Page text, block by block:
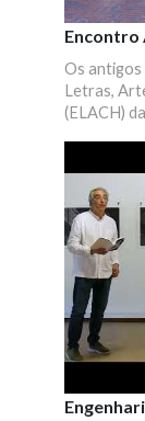
Encontro
Os antigos
Letras,
(ELACH)